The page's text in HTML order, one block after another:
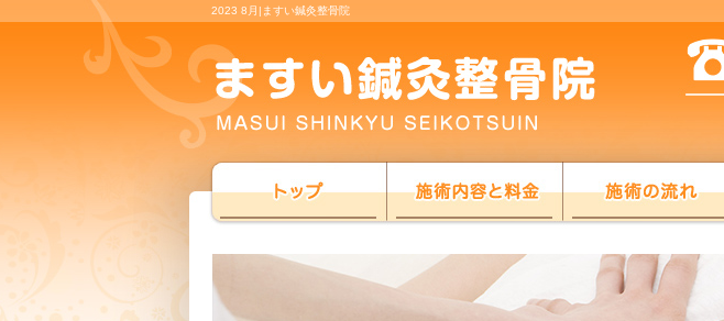
2023 8月|ますい鍼灸整骨院